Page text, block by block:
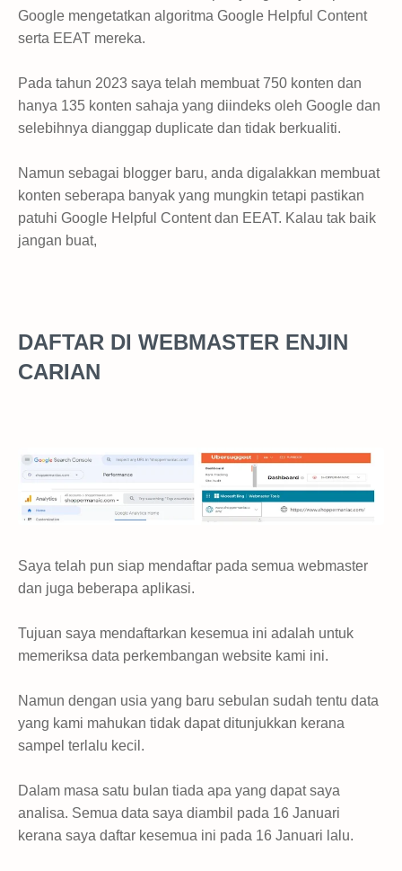
Google mengetatkan algoritma Google Helpful Content
serta EEAT mereka.
Pada tahun 2023 saya telah membuat 750 konten dan
hanya 135 konten sahaja yang diindeks oleh Google dan
selebihnya dianggap duplicate dan tidak berkualiti.
Namun sebagai blogger baru, anda digalakkan membuat
konten seberapa banyak yang mungkin tetapi pastikan
patuhi Google Helpful Content dan EEAT. Kalau tak baik
jangan buat,
DAFTAR DI WEBMASTER ENJIN
CARIAN
Saya telah pun siap mendaftar pada semua webmaster
dan juga beberapa aplikasi.
Tujuan saya mendaftarkan kesemua ini adalah untuk
memeriksa data perkembangan website kami ini.
Namun dengan usia yang baru sebulan sudah tentu data
yang kami mahukan tidak dapat ditunjukkan kerana
sampel terlalu kecil.
Dalam masa satu bulan tiada apa yang dapat saya
analisa. Semua data saya diambil pada 16 Januari
kerana saya daftar kesemua ini pada 16 Januari lalu.